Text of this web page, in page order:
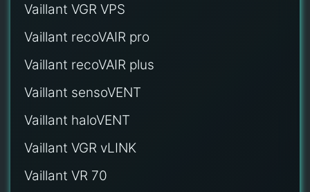
Vaillant VGR VPS
Vaillant recoVAIR pro
Vaillant recoVAIR plus
Vaillant sensoVENT
Vaillant haloVENT
Vaillant VGR vLINK
Vaillant VR 70